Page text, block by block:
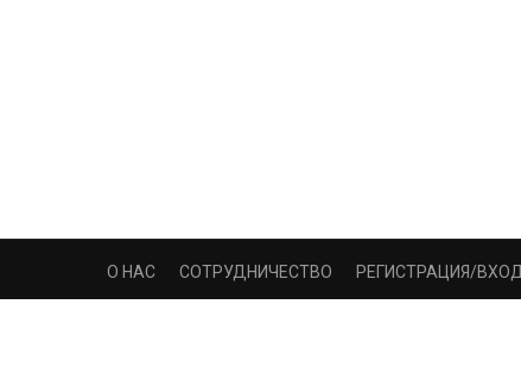
О НАС СОТРУДНИЧЕСТВО РЕГИСТРАЦИЯ/ВХОД